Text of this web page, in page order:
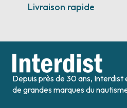
Livraison rapide
Depuis près de 30 ans,
de grandes marques du